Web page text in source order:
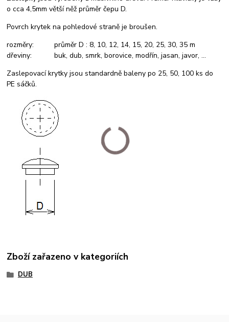
o cca 4,5mm větší něž průměr čepu D.
Povrch krytek na pohledové straně je broušen.
rozměry: průměr D : 8, 10, 12, 14, 15, 20, 25, 30, 35 m
dřeviny: buk, dub, smrk, borovice, modřín, jasan, javor, ...
Zaslepovací krytky jsou standardně baleny po 25, 50, 100 ks do
PE sáčků.
Zboží zařazeno v kategoriích
DUB